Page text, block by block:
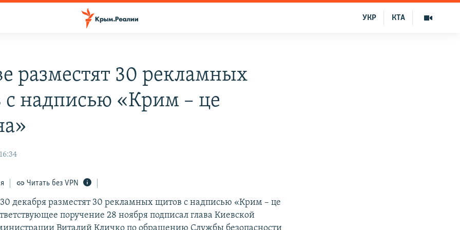
КТА
УКР
разместят 30 рекламных
надписью «Крим – це
Читать без VPN
30 декабря разместят 30 рекламных щитов с надписью «Крим – це
поручение 28 ноября подписал глава Киевской